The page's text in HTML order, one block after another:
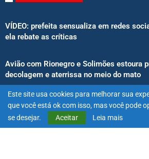
VÍDEO: prefeita sensualiza em redes
ela rebate as críticas
Avião com Rionegro e Solimões estoura
decolagem e aterrissa no meio do mato
Senado aprova proibição de atletas e
anúncios de bets
Este site usa cookies para melhorar sua
que você está ok com isso, mas você pode
se desejar.
Aceitar Leia mais